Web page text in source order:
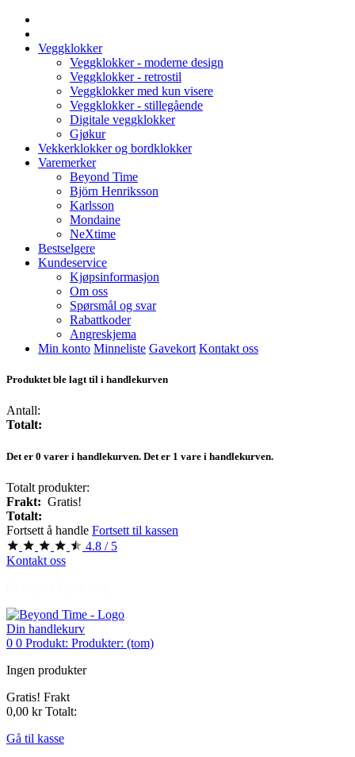
Veggklokker
Veggklokker - moderne design
Veggklokker - retrostil
Veggklokker med kun visere
Veggklokker - stillegående
Digitale veggklokker
Gjøkur
Vekkerklokker og bordklokker
Varemerker
Beyond Time
Björn Henriksson
Karlsson
Mondaine
NeXtime
Bestselgere
Kundeservice
Kjøpsinformasjon
Om oss
Spørsmål og svar
Rabattkoder
Angreskjema
Min konto Minneliste Gavekort Kontakt oss
Produktet ble lagt til i handlekurven
Antall:
Totalt:
Det er 0 varer i handlekurven. Det er 1 vare i handlekurven.
Totalt produkter:
Frakt: Gratis!
Totalt:
Fortsett å handle Fortsett til kassen
4.8 / 5
Kontakt oss
Din handlekurv
0 0 Produkt: Produkter: (tom)
Ingen produkter
Gratis! Frakt
0,00 kr Totalt:
Gå til kasse